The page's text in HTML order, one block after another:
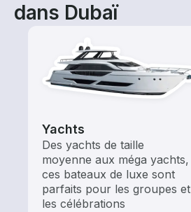
dans Dubaï
Yachts
Des yachts de taille
moyenne aux méga yachts,
ces bateaux de luxe sont
parfaits pour les groupes et
les célébrations